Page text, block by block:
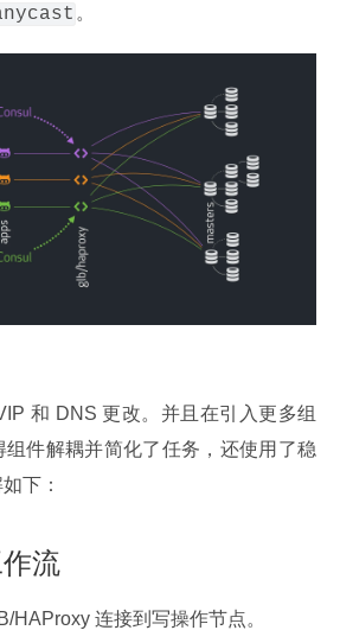
。
和 DNS 更改。并且在引入更多组
件解耦并简化了任务，还使用了稳
下：
流
HAProxy 连接到写操作节点。